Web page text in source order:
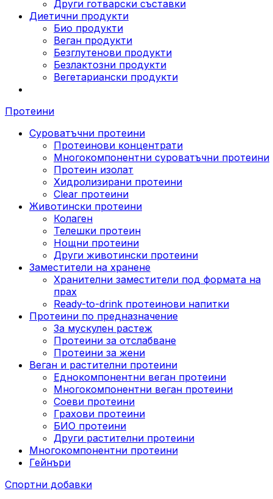
Други готварски съставки
Диетични продукти
Био продукти
Веган продукти
Безглутенови продукти
Безлактозни продукти
Вегетариански продукти
Протеини
Суроватъчни протеини
Протеинови концентрати
Многокомпонентни суроватъчни протеини
Протеин изолат
Хидролизирани протеини
Clear протеини
Животински протеини
Колаген
Телешки протеин
Нощни протеини
Други животински протеини
Заместители на хранене
Хранителни заместители под формата на
прах
Ready-to-drink протеинови напитки
Протеини по предназначение
За мускулен растеж
Протеини за отслабване
Протеини за жени
Веган и растителни протеини
Еднокомпонентни веган протеини
Многокомпонентни веган протеини
Соеви протеини
Грахови протеини
БИО протеини
Други растителни протеини
Многокомпонентни протеини
Гейнъри
Спортни добавки